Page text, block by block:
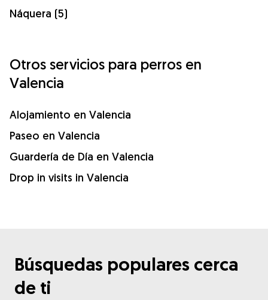
Náquera (5)
Otros servicios para perros en
Valencia
Alojamiento en Valencia
Paseo en Valencia
Guardería de Día en Valencia
Drop in visits in Valencia
Búsquedas populares cerca
de ti